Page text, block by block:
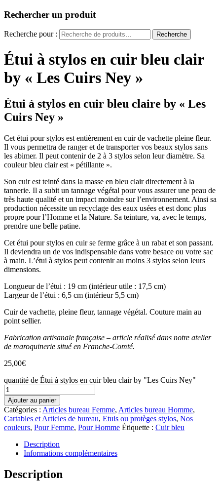
Rechercher un produit
Recherche pour : Recherche
Étui à stylos en cuir bleu clair
by « Les Cuirs Ney »
Étui à stylos en cuir bleu claire by « Les
Cuirs Ney »
Cet étui pour stylos est entièrement en cuir de vachette pleine fleur.
Il vous permettra de ranger et de transporter vos beaux stylos sans
les abimer. Il peut contenir de 2 à 3 stylos selon leur diamètre. Sa
couleur bleu clair est « pétillante ».
Son cuir est teinté dans la masse en bleu clair directement à la
tannerie. Il a subit un tannage végétal pour vous assurer une peau de
très haute qualité et un impact moindre sur l’environnement. Ainsi sa
production nécessite un recyclage des eaux usées et est donc plus
propre pour l’Homme et la Nature. Sa teinture, va, avec le temps,
prendre une belle patine.
Cet étui pour stylos en cuir se ferme grâce à un rabat et son passant.
Il deviendra un de vos indispensable dans votre besace ou votre sac
à main. L’étui à stylos peut contenir au moins 3 stylos selon leurs
dimensions.
Longueur de l’étui : 19 cm (intérieur utile : 17,5 cm)
Largeur de l’étui : 6,5 cm (intérieur 5,5 cm)
Cuir de vachette, pleine fleur, tannage végétal. Couture main au
point sellier.
Fabrication artisanale française – article réalisé dans notre atelier
de maroquinerie situé en Franche-Comté.
25,00€
quantité de Étui à stylos en cuir bleu clair by "Les Cuirs Ney"
Ajouter au panier
Catégories : Articles bureau Femme, Articles bureau Homme,
Cartables et Articles de bureau, Etuis ou protèges stylos, Nos
couleurs, Pour Femme, Pour Homme Étiquette : Cuir bleu
Description
Informations complémentaires
Description